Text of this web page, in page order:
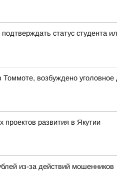
статус
возбуждено уголовное
развития в Якутии
из-за действий мошенников